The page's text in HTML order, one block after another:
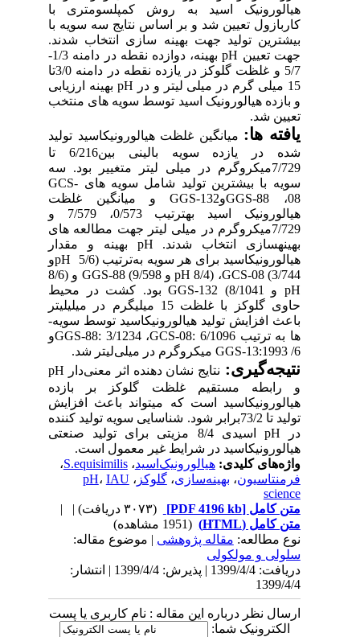
­اسید به­ روش کمپلسومتری با
تعیین شد و بر اساس نتایج سه سویه با
تولید جهت بهینه ­سازی انتخاب شدند.
pH
بهینه، دوازده نقطه در دامنه 1/3-
و غلظت گلوکز در یازده نقطه در دامنه 3/0تا
pHبهینه ارزیابی
هیالورونیک­ اسید توسط سویه­ های منتخب
میانگین غلظت هیالورونیک­اسید تولید
شده در یازده سویه بالینی بین6/216 تا
7/729میکروگرم در میلی­ لیتر متغییر بود. سه
با بیش­ترین تولید شامل سویه ­هایGCS-
وGGS-132و میانگین غلظت
هیالورونیک ­اسید به­ترتیب 0/573، 7/579 و
7/729میکروگرم در میلی ­لیتر جهت مطالعه­ های
انتخاب شدند.pHبهینه و مقدار
برای هر سویه به ترتیب (5/6 pHو
GCS-08، (8/4 pHو 9/598) GGS-88و (8/6
GGS-132بود. کشت در محیط
حاوی گلوکز با غلظت 15 میلی­گرم در میلی­لیتر
افزایش تولید هیالورونیک­اسید توسط سویه­
GCS-08:، 3/1234 GGS-88:و
GGS-13:میکروگرم در میلیلیتر شد.
گیری:نتایج نشان دهنده اثر معنیدارpH
مستقیم غلظت گلوکز بر بازده
است که می­تواند باعث افزایش
تولید تا 73/2برابر شود. شناسایی سویه تولید کننده
اسیدی 8/4 مزیتی برای تولید صنعتی
در شرایط غیر معمول است.
کلیدی: هیالورونیک‌اسید،S.equisimilis،
بهینه‌سازی،گلوکز، pH،IAU
(۳۰۷۳ دریافت)
| |
(1951 مشاهده)
مقاله پژوهشی | موضوع مقاله:
و مولکولی
دریافت: 1399/4/4 | پذیرش: 1399/4/4 | انتشار:
نظر درباره این مقاله : نام کاربری یا پست
شما: